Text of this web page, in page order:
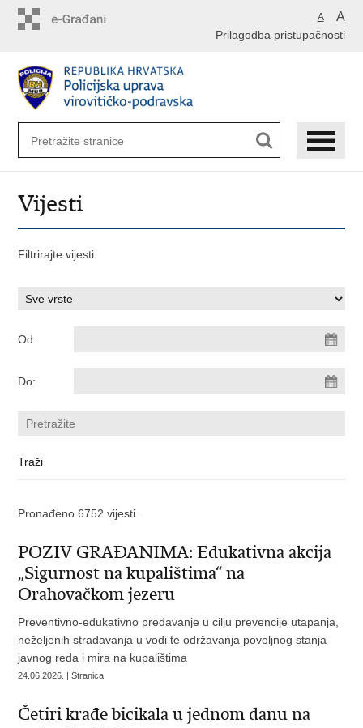
A A
Prilagodba pristupačnosti
Vijesti
Filtrirajte vijesti:
Od:
Do:
Pronađeno 6752 vijesti.
POZIV GRAĐANIMA: Edukativna akcija
„Sigurnost na kupalištima“ na
Orahovačkom jezeru
Preventivno-edukativno predavanje u cilju prevencije utapanja,
neželjenih stradavanja u vodi te održavanja povoljnog stanja
javnog reda i mira na kupalištima
24.06.2026. | Stranica
Četiri krađe bicikala u jednom danu na